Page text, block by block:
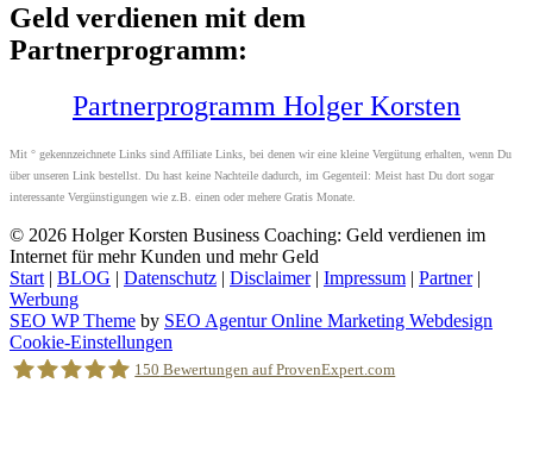
Geld verdienen mit dem
Partnerprogramm:
Partnerprogramm Holger Korsten
Mit ° gekennzeichnete Links sind Affiliate Links, bei denen wir eine kleine Vergütung erhalten, wenn Du
über unseren Link bestellst. Du hast keine Nachteile dadurch, im Gegenteil: Meist hast Du dort sogar
interessante Vergünstigungen wie z.B. einen oder mehere Gratis Monate.
© 2026 Holger Korsten Business Coaching: Geld verdienen im
Internet für mehr Kunden und mehr Geld
Start | BLOG | Datenschutz | Disclaimer| Impressum | Partner|
Werbung
SEO WP Theme by SEO Agentur Online Marketing Webdesign
Nach
oben
scrollen
Cookie-Einstellungen
150 Bewertungen auf ProvenExpert.com